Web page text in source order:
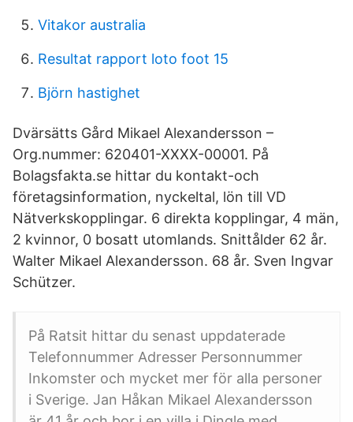
Vitakor australia
Resultat rapport loto foot 15
Björn hastighet
Dvärsätts Gård Mikael Alexandersson –
Org.nummer: 620401-XXXX-00001. På
Bolagsfakta.se hittar du kontakt-och
företagsinformation, nyckeltal, lön till VD
Nätverkskopplingar. 6 direkta kopplingar, 4 män,
2 kvinnor, 0 bosatt utomlands. Snittålder 62 år.
Walter Mikael Alexandersson. 68 år. Sven Ingvar
Schützer.
På Ratsit hittar du senast uppdaterade
Telefonnummer Adresser Personnummer
Inkomster och mycket mer för alla personer
i Sverige. Jan Håkan Mikael Alexandersson